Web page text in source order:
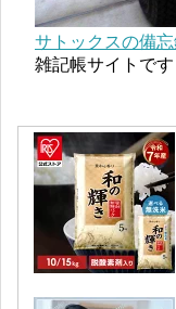
サトックスの備
雑記帳サイトです